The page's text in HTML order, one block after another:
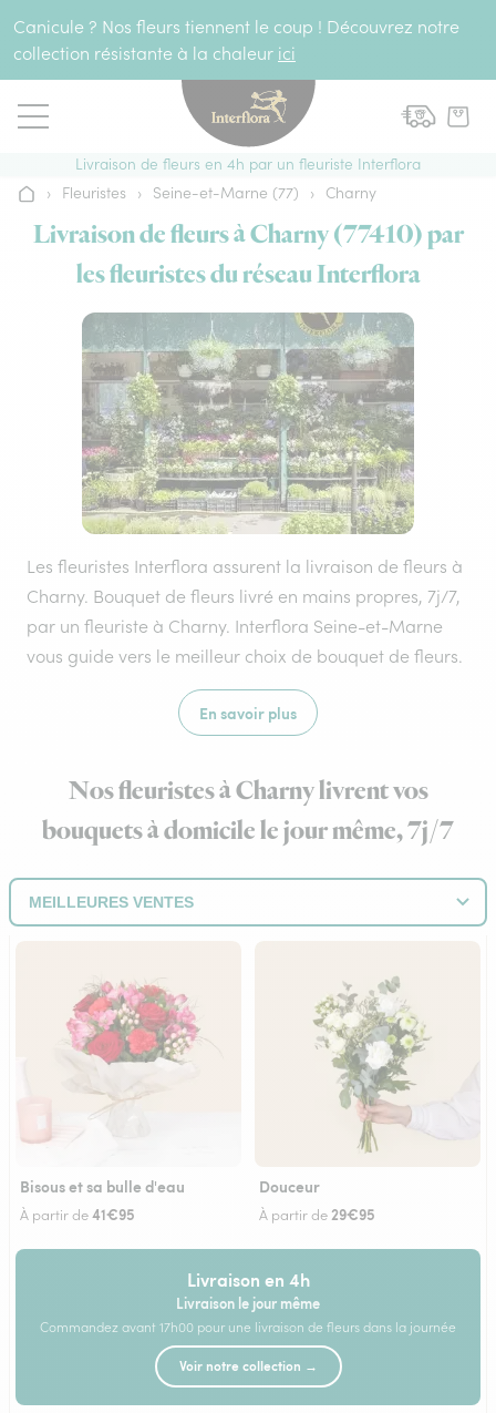
Canicule ? Nos fleurs tiennent le coup ! Découvrez notre
collection résistante à la chaleur ici
Livraison de fleurs en 4h par un fleuriste Interflora
Accueil
› Fleuristes › Seine-et-Marne (77) › Charny
Livraison de fleurs à Charny (77410) par
les fleuristes du réseau Interflora
Les fleuristes Interflora assurent la livraison de fleurs à
Charny. Bouquet de fleurs livré en mains propres, 7j/7,
par un fleuriste à Charny. Interflora Seine-et-Marne
vous guide vers le meilleur choix de bouquet de fleurs.
En savoir plus
Nos fleuristes à Charny livrent vos
bouquets à domicile le jour même, 7j/7
Bisous et sa bulle d'eau
À partir de41€95
Douceur
À partir de 29€95
Livraison en 4h
Livraison le jour même
Commandez avant 17h00 pour une livraison de fleurs dans la journée
Voir notre collection →